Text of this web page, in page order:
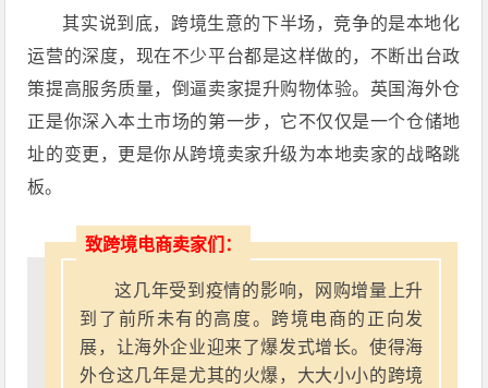
其实说到底，跨境生意的下半场，竞争的是本地化
运营的深度，现在不少平台都是这样做的，不断出台政
策提高服务质量，倒逼卖家提升购物体验。英国海外仓
正是你深入本土市场的第一步，它不仅仅是一个仓储地
址的变更，更是你从跨境卖家升级为本地卖家的战略跳
板。
致跨境电商卖家们：
这几年受到疫情的影响，网购增量上升
到了前所未有的高度。跨境电商的正向发
展，让海外企业迎来了爆发式增长。使得海
外仓这几年是尤其的火爆，大大小小的跨境